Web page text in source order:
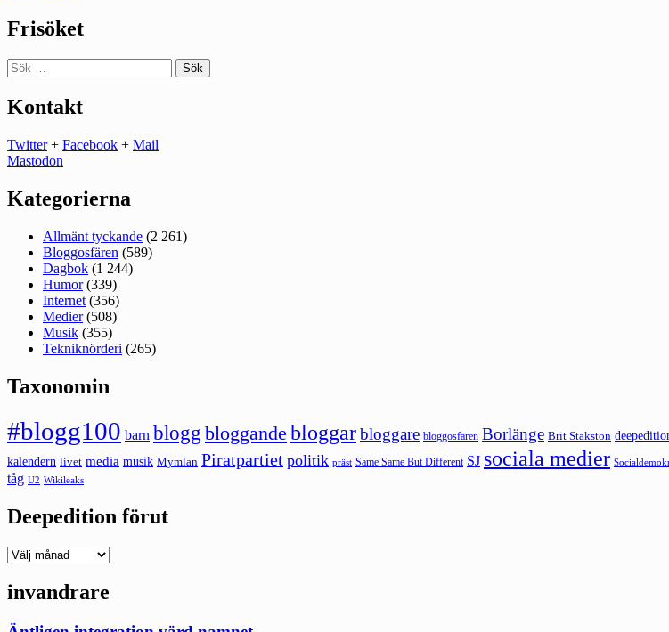
Frisöket
Sök
efter:
Kontakt
Twitter+ Facebook + Mail
Mastodon
Kategorierna
Allmänt tyckande (2 261)
Bloggosfären (589)
Dagbok (1 244)
Humor(339)
Internet (356)
Medier(508)
Musik (355)
Tekniknörderi (265)
Taxonomin
#blogg100 barn blogg bloggande bloggarbloggare bloggosfären Borlänge Brit Stakston
kalendern livet media musik Mymlan Piratpartiet politik präst Same Same But Different SJ sociala medier
tåg U2 Wikileaks
Deepedition förut
Deepedition
invandrare